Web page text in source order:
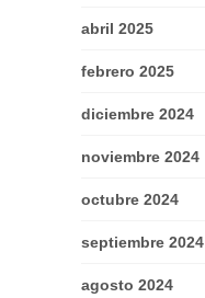
abril 2025
febrero 2025
diciembre 2024
noviembre 2024
octubre 2024
septiembre 2024
agosto 2024